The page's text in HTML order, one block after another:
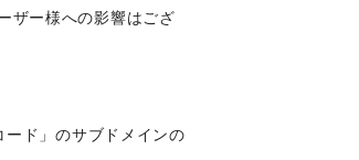
ザー様への影響はござ
ド」のサブドメインの